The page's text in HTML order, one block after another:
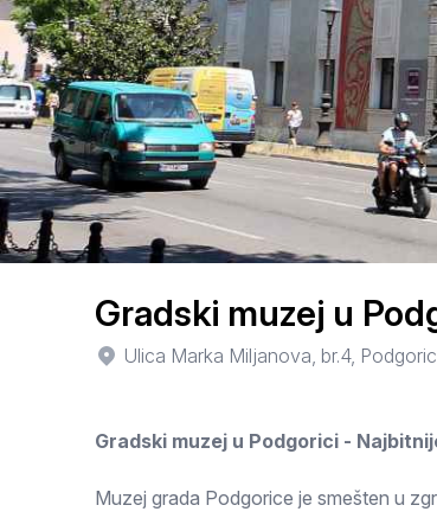
Čačak
Pančevo
Vranje
Paraćin
Kikinda
Ruma
Sremski
Gradski muzej u
Ulica Marka Miljanova, br.4,
Gradski muzej u Podgorici -
Muzej grada Podgorice je smešten u